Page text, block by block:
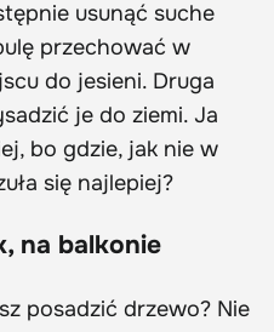
usunąć suche
przechować w
do jesieni. Druga
je do ziemi. Ja
bo gdzie, jak nie w
się najlepiej?
na balkonie
posadzić drzewo? Nie